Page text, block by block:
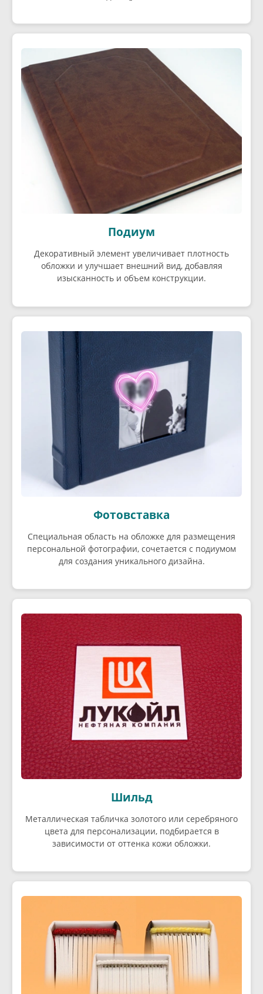
Подиум
Декоративный элемент увеличивает плотность
обложки и улучшает внешний вид, добавляя
изысканность и объем конструкции.
Фотовставка
Специальная область на обложке для размещения
персональной фотографии, сочетается с подиумом
для создания уникального дизайна.
Шильд
Металлическая табличка золотого или серебряного
цвета для персонализации, подбирается в
зависимости от оттенка кожи обложки.